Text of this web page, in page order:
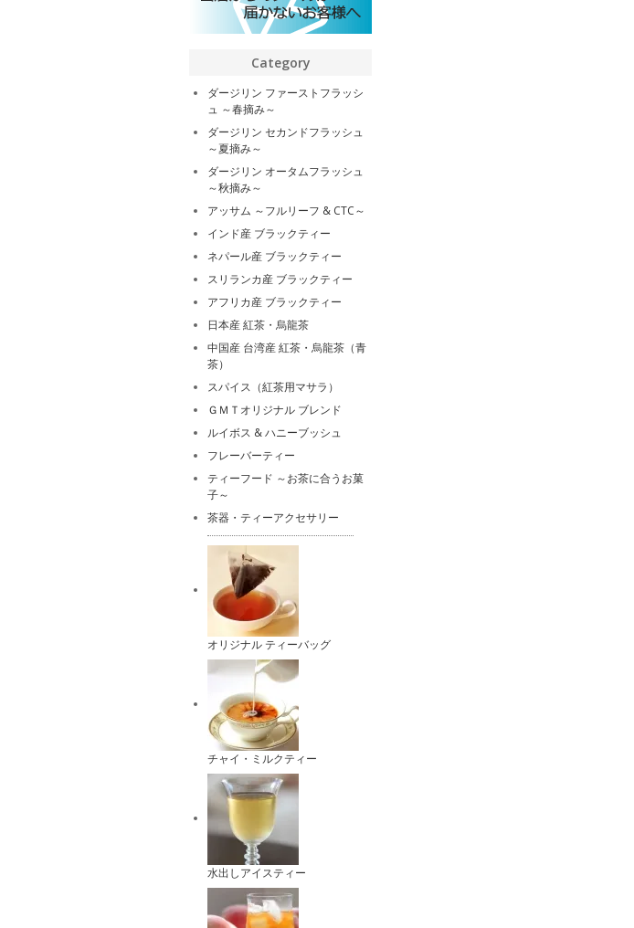
Category
ダージリン ファーストフラッシ
ュ ～春摘み～
ダージリン セカンドフラッシュ
～夏摘み～
ダージリン オータムフラッシュ
～秋摘み～
アッサム ～フルリーフ & CTC～
インド産 ブラックティー
ネパール産 ブラックティー
スリランカ産 ブラックティー
アフリカ産 ブラックティー
日本産 紅茶・烏龍茶
中国産 台湾産 紅茶・烏龍茶（青
茶）
スパイス（紅茶用マサラ）
ＧＭＴオリジナル ブレンド
ルイボス & ハニーブッシュ
フレーバーティー
ティーフード ～お茶に合うお菓
子～
茶器・ティーアクセサリー
オリジナル ティーバッグ
チャイ・ミルクティー
水出しアイスティー